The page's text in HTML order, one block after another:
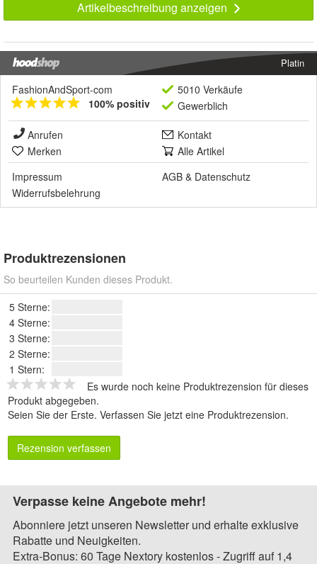
Artikelbeschreibung anzeigen
Platin
FashionAndSport-com
100% positiv
5010 Verkäufe
Gewerblich
Anrufen
Kontakt
Merken
Alle Artikel
Impressum
AGB & Datenschutz
Widerrufsbelehrung
Produktrezensionen
So beurteilen Kunden dieses Produkt.
5 Sterne:
4 Sterne:
3 Sterne:
2 Sterne:
1 Stern:
Es wurde noch keine Produktrezension für dieses
Produkt abgegeben.
Seien Sie der Erste. Verfassen Sie jetzt eine Produktrezension.
Rezension verfassen
Verpasse keine Angebote mehr!
Abonniere jetzt unseren Newsletter und erhalte exklusive
Rabatte und Neuigkeiten.
Extra-Bonus: 60 Tage Nextory kostenlos - Zugriff auf 1,4